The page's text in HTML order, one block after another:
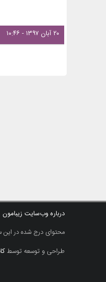
۲۰ آبان ۱۳۹۷ - ۱۰:۴۶
درباره وب‌سایت زیبامون
محتوای درج شده در این
طراحی و توسعه توسط